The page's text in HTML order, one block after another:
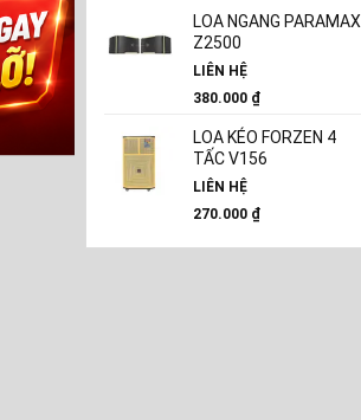
LOA NGANG PARAMAX
Z2500
LIÊN HỆ
380.000 ₫
LOA KÉO FORZEN 4
TẤC V156
LIÊN HỆ
270.000 ₫